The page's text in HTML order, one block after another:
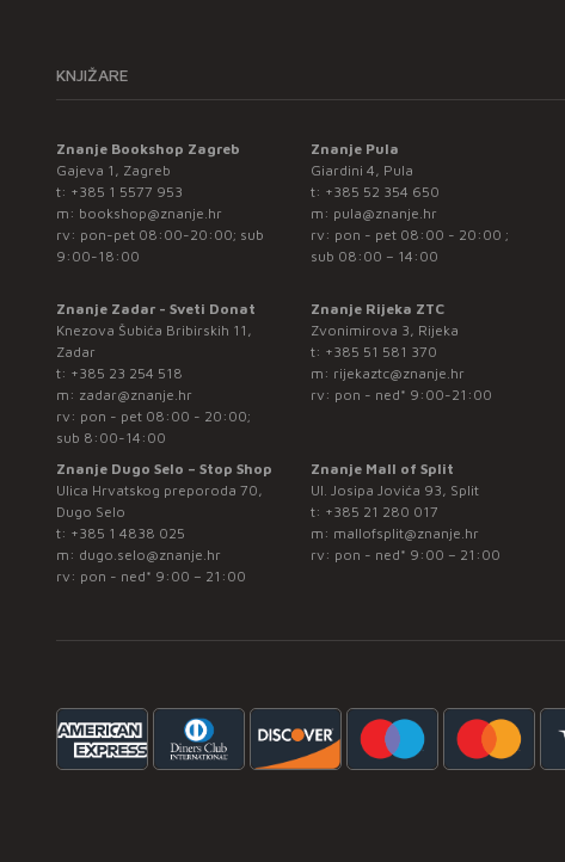
KNJIŽARE
Znanje Bookshop Zagreb
Gajeva 1, Zagreb
t: +385 1 5577 953
m: bookshop@znanje.hr
rv: pon-pet 08:00-20:00; sub
9:00-18:00
Znanje Pula
Giardini 4, Pula
t: +385 52 354 650
m: pula@znanje.hr
rv: pon - pet 08:00 - 20:00 ;
sub 08:00 – 14:00
Znanje Zadar - Sveti Donat
Knezova Šubića Bribirskih 11,
Zadar
t: +385 23 254 518
m: zadar@znanje.hr
rv: pon - pet 08:00 - 20:00;
sub 8:00-14:00
Znanje Rijeka ZTC
Zvonimirova 3, Rijeka
t: +385 51 581 370
m: rijekaztc@znanje.hr
rv: pon - ned* 9:00-21:00
Znanje Dugo Selo – Stop Shop
Ulica Hrvatskog preporoda 70,
Dugo Selo
t: +385 1 4838 025
m: dugo.selo@znanje.hr
rv: pon - ned* 9:00 – 21:00
Znanje Mall of Split
Ul. Josipa Jovića 93, Split
t: +385 21 280 017
m: mallofsplit@znanje.hr
rv: pon - ned* 9:00 – 21:00